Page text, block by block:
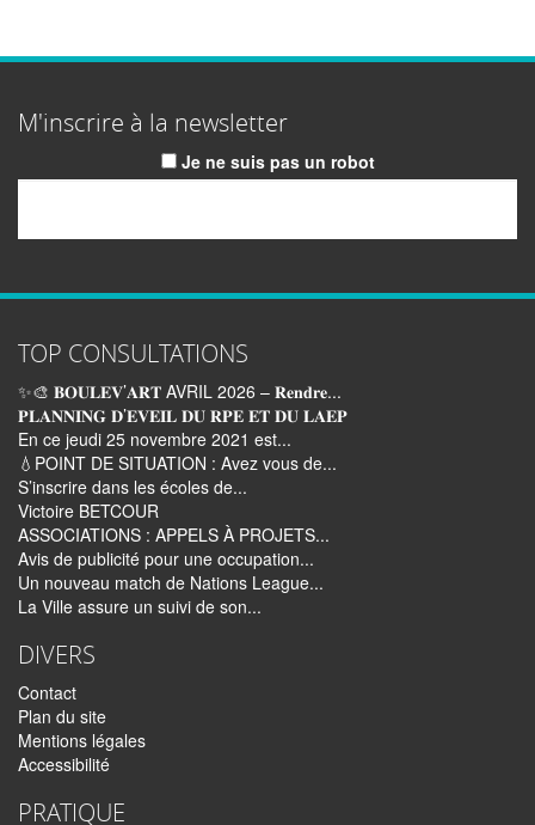
M'inscrire à la newsletter
Je ne suis pas un robot
TOP CONSULTATIONS
✨🎨 𝐁𝐎𝐔𝐋𝐄𝐕’𝐀𝐑𝐓 AVRIL 2026 – 𝐑𝐞𝐧𝐝𝐫𝐞...
𝐏𝐋𝐀𝐍𝐍𝐈𝐍𝐆 𝐃’𝐄𝐕𝐄𝐈𝐋 𝐃𝐔 𝐑𝐏𝐄 𝐄𝐓 𝐃𝐔 𝐋𝐀𝐄𝐏
En ce jeudi 25 novembre 2021 est...
💧POINT DE SITUATION : Avez vous de...
S’inscrire dans les écoles de...
Victoire BETCOUR
ASSOCIATIONS : APPELS À PROJETS...
Avis de publicité pour une occupation...
Un nouveau match de Nations League...
La Ville assure un suivi de son...
DIVERS
Contact
Plan du site
Mentions légales
Accessibilité
PRATIQUE